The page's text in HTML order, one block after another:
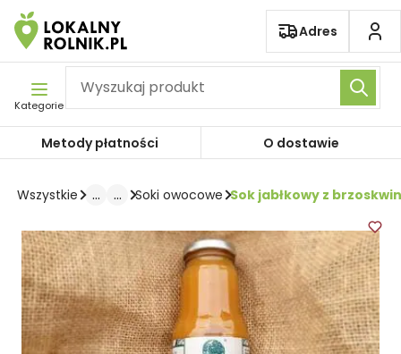
Pomiń nawigację
Adres
Kategorie
Metody płatności O dostawie
Wszystkie ... ... Soki owocowe Sok jabłkowy z